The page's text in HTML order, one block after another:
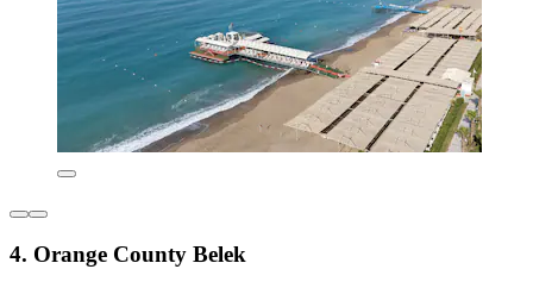
4. Orange County Belek